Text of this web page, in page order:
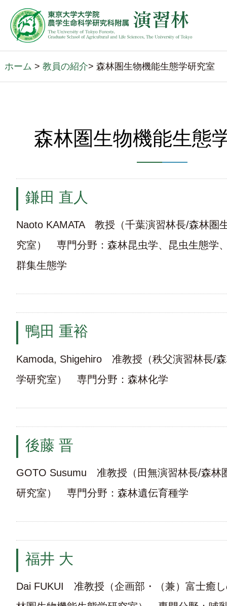
ホーム > 教員の紹介> 森林圏生物機能生態学研究室
森林圏生物機能生態
鎌田 直人
Naoto KAMATA 教授（千葉演習林長/森林圏
究室） 専門分野：森林昆虫学、昆虫生態学
群集生態学
鴨田 重裕
Kamoda, Shigehiro 准教授（秩父演習林長/
学研究室） 専門分野：森林化学
後藤 晋
GOTO Susumu 准教授（田無演習林長/森林
研究室） 専門分野：森林遺伝育種学
福井 大
Dai FUKUI 准教授（企画部・（兼）富士癒